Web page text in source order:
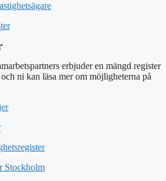
erbjuder en mängd register
ni kan läsa mer om möjligheterna på
Stockholm